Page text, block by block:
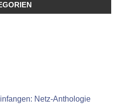
Netz-Anthologie